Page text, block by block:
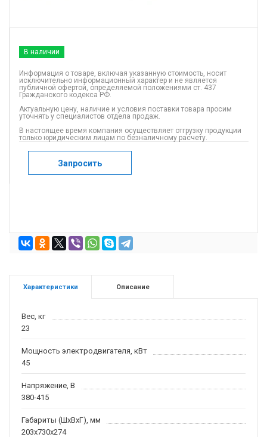
В наличии
Информация о товаре, включая указанную стоимость, носит
исключительно информационный характер и не является
публичной офертой, определяемой положениями ст. 437
Гражданского кодекса РФ.
Актуальную цену, наличие и условия поставки товара просим
уточнять у специалистов отдела продаж.
В настоящее время компания осуществляет отгрузку продукции
только юридическим лицам по безналичному расчету.
Запросить
Характеристики Описание
Вес, кг
23
Мощность электродвигателя, кВт
45
Напряжение, В
380-415
Габариты (ШхВхГ), мм
203х730х274